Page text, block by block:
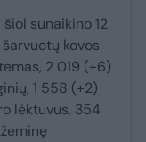
sunaikino 12
kovos
2 019 (+6)
1 558 (+2)
lėktuvus, 354